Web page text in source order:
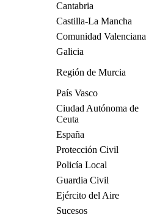
Cantabria
Castilla-La Mancha
Comunidad Valenciana
Galicia
Región de Murcia
País Vasco
Ciudad Autónoma de
Ceuta
España
Protección Civil
Policía Local
Guardia Civil
Ejército del Aire
Sucesos